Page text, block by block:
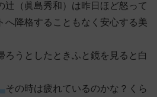
辻（眞島秀和）は昨日ほど怒って
へ降格することもなく安心する美
ろうとしたときふと鏡を見ると白
その時は疲れているのかな？くら